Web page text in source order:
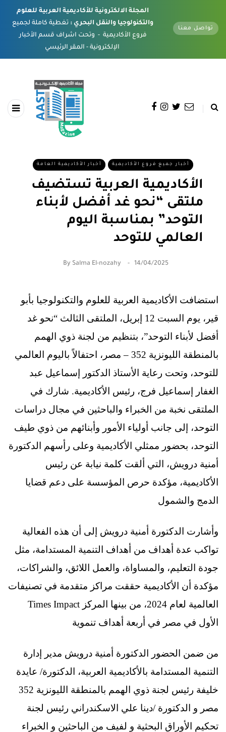
المجلة الالكترونية للأكاديمية العربية للعلوم
والتكنولوجيا والنقل البحري : تغطية كاملة لجميع
فروع الأكاديمية - وتحت اشراف قسم الأخبار
تواصل معنا
أخبار الأكاديمية العامة أخبار جميع فروع الأكاديمية
الأكاديمية العربية تستضيف
ملتقى “نحو غد أفضل لأبناء
التوحد” بمناسبة اليوم
العالمي للتوحد
By Salma El-nozahy 14/04/2025
استضافت الأكاديمية العربية للعلوم والتكنولوجيا بأبو
قير، يوم السبت 12 إبريل، الملتقى الثالث “نحو غد
أفضل لأبناء التوحد”، بتنظيم من لجنة ذوي الهمم
بالمنطقة الليونزية 352 – مصر، احتفالاً باليوم العالمي
للتوحد، وتحت رعاية الأستاذ الدكتور إسماعيل عبد
الغفار إسماعيل فرج، رئيس الأكاديمية. شارك في
الملتقى نخبة من الخبراء والباحثين في مجال دراسات
التوحد، إلى جانب أولياء الأمور وأبنائهم من ذوي طيف
التوحد، بحضور ممثلي الأكاديمية وعلى رأسهم الدكتورة
أمنية درويش، التي ألقت كلمة نيابة عن رئيس
الأكاديمية، مؤكدة حرص المؤسسة على دعم قضايا
الدمج والشمول
وأشارت الدكتورة أمنية درويش إلى أن هذه الفعالية
تواكب عدة أهداف من أهداف التنمية المستدامة، مثل
جودة التعليم، والمساواة، والعمل اللائق، والشراكات،
مؤكدة أن الأكاديمية حققت مراكز متقدمة في تصنيفات
Times Impact العالمية لعام 2024، من بينها
المركز
الأول في مصر في أربعة أهداف تنموية
من ضمن الحضور الدكتورة أمنية درويش مدير إدارة
التنمية المستدامة بالأكاديمية العربية، الدكتورة/ عايدة
خليفة رئيس لجنة ذوي الهمم بالمنطقة الليونزية 352
مصر و الدكتورة /دينا علي الاسكندراني رئيس لجنة
تحكيم الأوراق البحثية و لفيف من الباحثين و الخبراء